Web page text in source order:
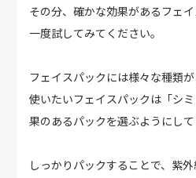
その分、確かな効果があるフェ
一度試してみてください。
フェイスパックには様々な種類
使いたいフェイスパックは「シ
果のあるパックを選ぶようにして
しっかりパックすることで、紫